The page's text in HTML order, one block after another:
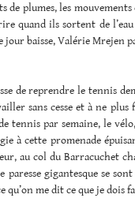
de plumes, les
quand ils sortent de
jour baisse, Valérie Mrejen
de reprendre le tennis
sans cesse et à ne
tennis par semaine, le
à cette promenade
au col du Barracuchet
paresse gigantesque se
qu’on me dit ce que je